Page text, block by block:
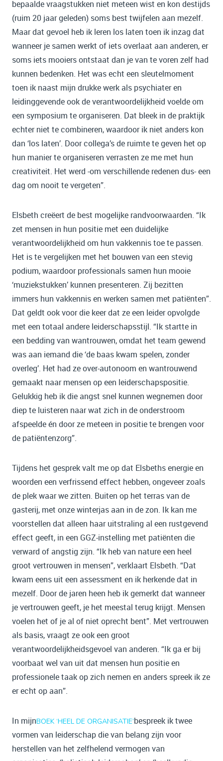
bepaalde vraagstukken niet meteen wist en kon destijds
(ruim 20 jaar geleden) soms best twijfelen aan mezelf.
Maar dat gevoel heb ik leren los laten toen ik inzag dat
wanneer je samen werkt of iets overlaat aan anderen, er
soms iets mooiers ontstaat dan je van te voren zelf had
kunnen bedenken. Het was echt een sleutelmoment
toen ik naast mijn drukke werk als psychiater en
leidinggevende ook de verantwoordelijkheid voelde om
een symposium te organiseren. Dat bleek in de praktijk
echter niet te combineren, waardoor ik niet anders kon
dan ‘los laten’. Door collega’s de ruimte te geven het op
hun manier te organiseren verrasten ze me met hun
creativiteit. Het werd -om verschillende redenen dus- een
dag om nooit te vergeten”.
Elsbeth creëert de best mogelijke randvoorwaarden. “Ik
zet mensen in hun positie met een duidelijke
verantwoordelijkheid om hun vakkennis toe te passen.
Het is te vergelijken met het bouwen van een stevig
podium, waardoor professionals samen hun mooie
‘muziekstukken’ kunnen presenteren. Zij bezitten
immers hun vakkennis en werken samen met patiënten”.
Dat geldt ook voor die keer dat ze een leider opvolgde
met een totaal andere leiderschapsstijl. “Ik startte in
een bedding van wantrouwen, omdat het team gewend
was aan iemand die ‘de baas kwam spelen, zonder
overleg’. Het had ze over-autonoom en wantrouwend
gemaakt naar mensen op een leiderschapspositie.
Gelukkig heb ik die angst snel kunnen wegnemen door
diep te luisteren naar wat zich in de onderstroom
afspeelde én door ze meteen in positie te brengen voor
de patiëntenzorg”.
Tijdens het gesprek valt me op dat Elsbeths energie en
woorden een verfrissend effect hebben, ongeveer zoals
de plek waar we zitten. Buiten op het terras van de
gasterij, met onze winterjas aan in de zon. Ik kan me
voorstellen dat alleen haar uitstraling al een rustgevend
effect geeft, in een GGZ-instelling met patiënten die
verward of angstig zijn. “Ik heb van nature een heel
groot vertrouwen in mensen”, verklaart Elsbeth. “Dat
kwam eens uit een assessment en ik herkende dat in
mezelf. Door de jaren heen heb ik gemerkt dat wanneer
je vertrouwen geeft, je het meestal terug krijgt. Mensen
voelen het of je al of niet oprecht bent”. Met vertrouwen
als basis, vraagt ze ook een groot
verantwoordelijkheidsgevoel van anderen. “Ik ga er bij
voorbaat wel van uit dat mensen hun positie en
professionele taak op zich nemen en anders spreek ik ze
er echt op aan”.
In mijnBOEK ‘HEEL DE ORGANISATIE’bespreek ik twee
vormen van leiderschap die van belang zijn voor
herstellen van het zelfhelend vermogen van